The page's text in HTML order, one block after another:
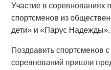
Участие в соревнованиях
спортсменов из
дети» и «Парус Надежды».
Поздравить спортсменов
соревнований пришли